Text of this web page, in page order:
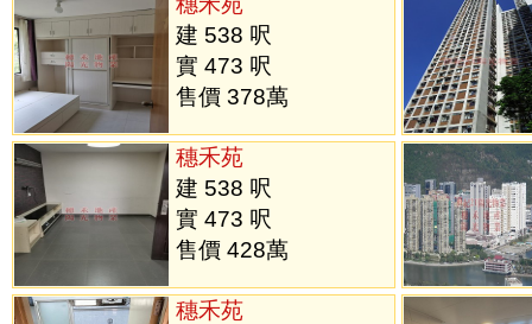
建 538 呎
實 473 呎
售價 378萬
穗禾苑
建 538 呎
實 473 呎
售價 428萬
穗禾苑